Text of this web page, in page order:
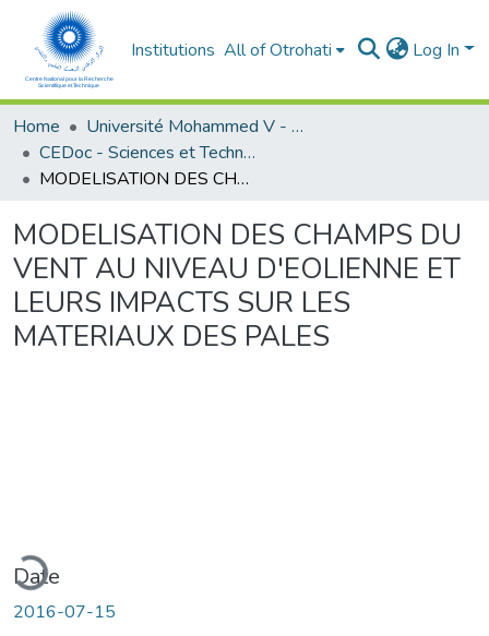
Institutions All of Otrohati Log In
Home
Université Mohammed V - Rabat
CEDoc - Sciences et Techniques pour l’ingénieur
MODELISATION DES CHAMPS DU VENT AU NIVEAU D'EOLIENNE ET LEURS IMPACTS SUR LES MATERIAUX DES PALES
MODELISATION DES CHAMPS DU
VENT AU NIVEAU D'EOLIENNE ET
LEURS IMPACTS SUR LES
MATERIAUX DES PALES
Date
2016-07-15